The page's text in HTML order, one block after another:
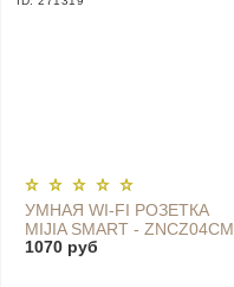
УМНАЯ WI-FI РОЗЕТКА
MIJIA SMART - ZNCZ04CM
CN
1070 руб